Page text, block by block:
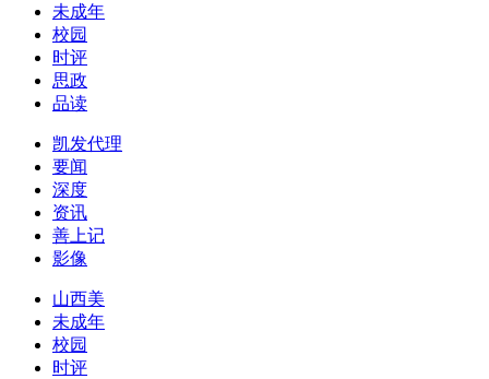
未成年
校园
时评
思政
品读
凯发代理
要闻
深度
资讯
善上记
影像
山西美
未成年
校园
时评